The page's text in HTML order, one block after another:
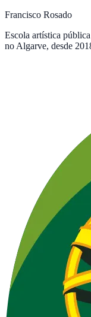
Francisco Rosado
Escola artística
no Algarve, desde